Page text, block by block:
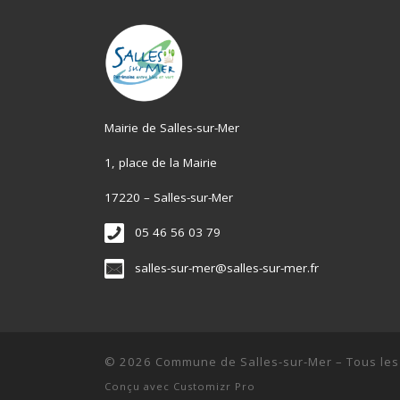
Mairie de Salles-sur-Mer
1, place de la Mairie
17220 – Salles-sur-Mer
05 46 56 03 79
salles-sur-mer@salles-sur-mer.fr
© 2026 Commune de Salles-sur-Mer – Tous
Conçu avec Customizr Pro